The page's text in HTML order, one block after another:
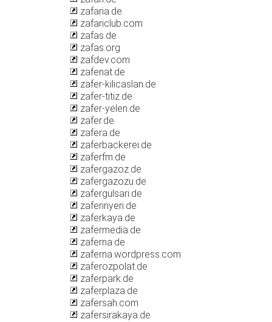
zafaria.de
zafariclub.com
zafas.de
zafas.org
zafdev.com
zafenat.de
zafer-kilicaslan.de
zafer-titiz.de
zafer-yelen.de
zafer.de
zafera.de
zaferbackerei.de
zaferfm.de
zafergazoz.de
zafergazozu.de
zafergulsari.de
zaferinyeri.de
zaferkaya.de
zafermedia.de
zaferna.de
zaferna.wordpress.com
zaferozpolat.de
zaferpark.de
zaferplaza.de
zafersah.com
zafersirakaya.de